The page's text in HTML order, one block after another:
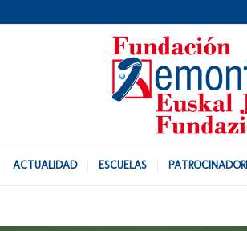
ACTUALIDAD ESCUELAS